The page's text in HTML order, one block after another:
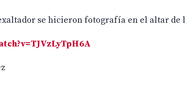
se hicieron fotografía en el altar de